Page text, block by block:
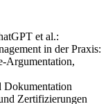
et al.:
in der Praxis:
Argumentation,
Dokumentation
Zertifizierungen